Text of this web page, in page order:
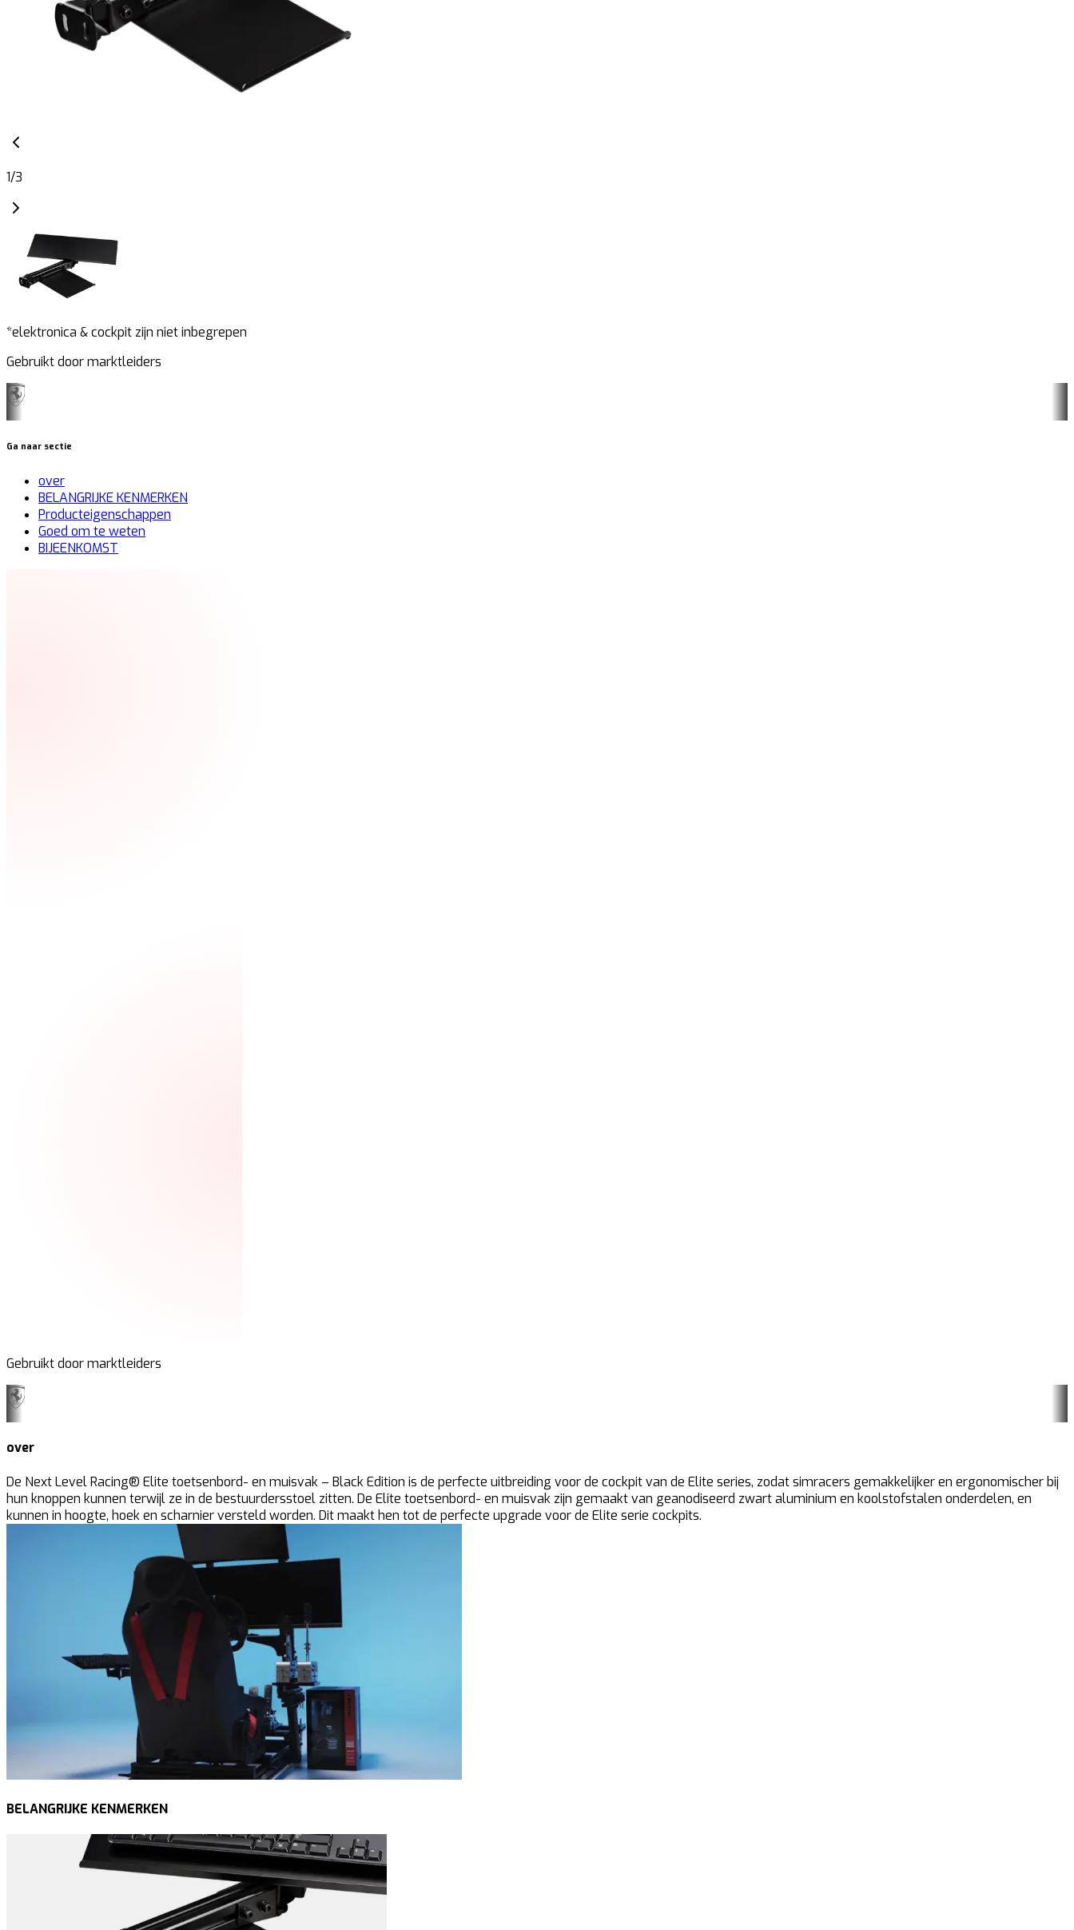
1/3
*elektronica & cockpit zijn niet inbegrepen
Gebruikt door marktleiders
Ga naar sectie
over
BELANGRIJKE KENMERKEN
Producteigenschappen
Goed om te weten
BIJEENKOMST
Gebruikt door marktleiders
over
De Next Level Racing® Elite toetsenbord- en muisvak – Black Edition is de perfecte uitbreiding voor de cockpit van de Elite series, zodat simracers gemakkelijker en ergonomischer bij
hun knoppen kunnen terwijl ze in de bestuurdersstoel zitten. De Elite toetsenbord- en muisvak zijn gemaakt van geanodiseerd zwart aluminium en koolstofstalen onderdelen, en
kunnen in hoogte, hoek en scharnier versteld worden. Dit maakt hen tot de perfecte upgrade voor de Elite serie cockpits.
BELANGRIJKE KENMERKEN